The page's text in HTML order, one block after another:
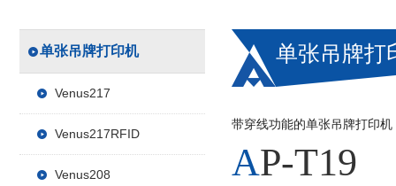
单张吊牌打
带穿线功能的单张吊牌打印机
AP-T19
单张吊牌打印机
Venus217
Venus217RFID
Venus208